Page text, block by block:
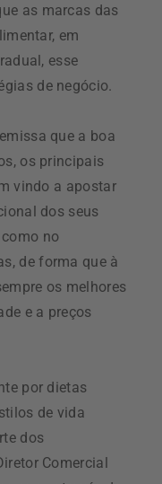
as marcas das
em
esse
de negócio.
que a boa
os principais
vindo a apostar
dos seus
no
de forma que à
os melhores
e a preços
por dietas
de vida
dos
Comercial